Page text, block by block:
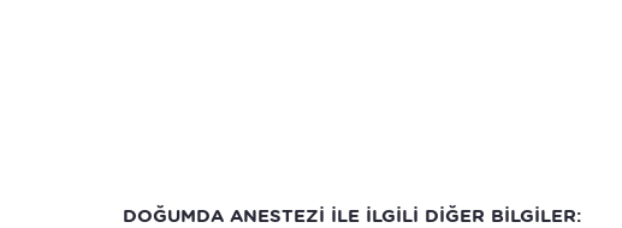
DOĞUMDA ANESTEZİ İLE İLGİLİ DİĞER BİLGİLER: